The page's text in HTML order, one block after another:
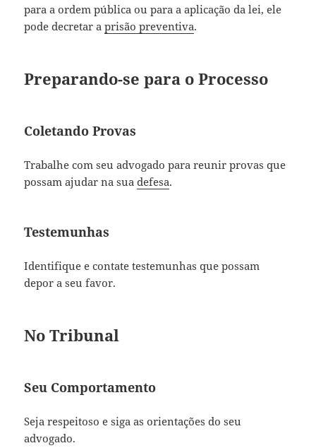
para a ordem pública ou para a aplicação da lei, ele
pode decretar aprisão preventiva.
Preparando-se para o Processo
Coletando Provas
Trabalhe com seu advogado para reunir provas que
possam ajudar na suadefesa.
Testemunhas
Identifique e contate testemunhas que possam
depor a seu favor.
No Tribunal
Seu Comportamento
Seja respeitoso e siga as orientações do seu
advogado.